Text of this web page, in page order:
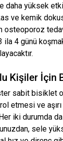
daha yüksek
ve kemik
osteoporoz
3 ila 4 günü
Kişiler İçin
sabit bisiklet
etmesi ve
iki durumda
sele